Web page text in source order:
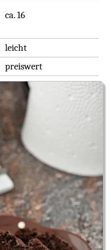
ca. 16
leicht
preiswert